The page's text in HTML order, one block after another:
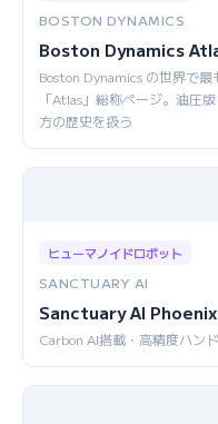
BOSTON DYNAMICS
Boston Dynamics
Boston Dynamics の世界で
「Atlas」総称ページ。油圧
方の歴史を扱う
ヒューマノイドロボット
SANCTUARY AI
Sanctuary AI Phoenix
Carbon AI搭載・高精度ハン